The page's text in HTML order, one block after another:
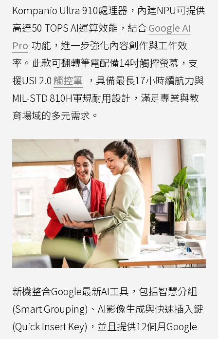
Kompanio Ultra 910處理器，內建NPU可提供
高達50 TOPS AI運算效能，結合Google AI
Pro 功能，進一步強化內容創作與工作效
率。此款可翻轉筆電配備14吋觸控螢幕，支
援USI 2.0觸控筆 ，具備最長17小時續航力與
MIL-STD 810H軍規耐用設計，滿足專業與教
育場域的多元需求。
新機整合Google最新AI工具，包括智慧分組
(Smart Grouping)、AI影像生成與快速插入鍵
(Quick Insert Key)，並且提供12個月Google